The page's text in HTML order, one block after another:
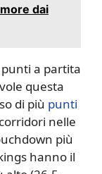
dai
a partita
questa
di più punti
nelle
più
hanno il